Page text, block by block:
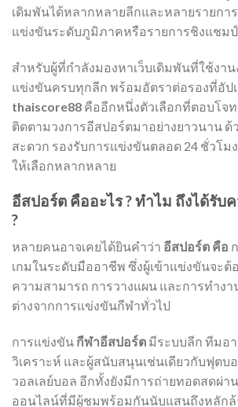
เดิมพันได้หลากหลายลีกและหลายรายการ
แข่งขันระดับภูมิภาคหรือรายการชิงแชม
สำหรับผู้ที่กำลังมองหาเว็บเดิมพันที่ใช้งาน
แข่งขันครบทุกลีก พร้อมอัตราต่อรองที่อัปเ
thaiscore88 คืออีกหนึ่งตัวเลือกที่ตอบโจ
ติดตามวงการอีสปอร์ตมาอย่างยาวนาน ด้
สะดวก รองรับการแข่งขันตลอด 24 ชั่วโม
ให้เลือกหลากหลาย
อีสปอร์ต คืออะไร ? ทำไม ถึงได้รับ
?
หลายคนอาจเคยได้ยินคำว่า อีสปอร์ต คือ
เกมในระดับมืออาชีพ ซึ่งผู้เข้าแข่งขันจะต้
ความสามารถ การวางแผน และการทำง
ต่างจากการแข่งขันกีฬาทั่วไป
การแข่งขัน กีฬาอีสปอร์ต มีระบบลีก ทีมอ
วิเคราะห์ และผู้สนับสนุนเช่นเดียวกับฟุตบ
วอลเลย์บอล อีกทั้งยังมีการถ่ายทอดสดผ่า
ออนไลน์ที่มีผู้ชมพร้อมกันนับแสนถึงหลัก